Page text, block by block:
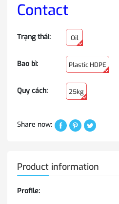
Contact
Trạng thái: Oil
Bao bì: Plastic HDPE
Quy cách: 25kg
Share now:
Product information
Profile: